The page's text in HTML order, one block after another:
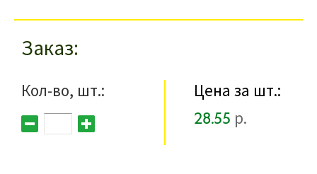
Заказ
Кол-во, шт.:
Цена за шт.:
28.55 р.